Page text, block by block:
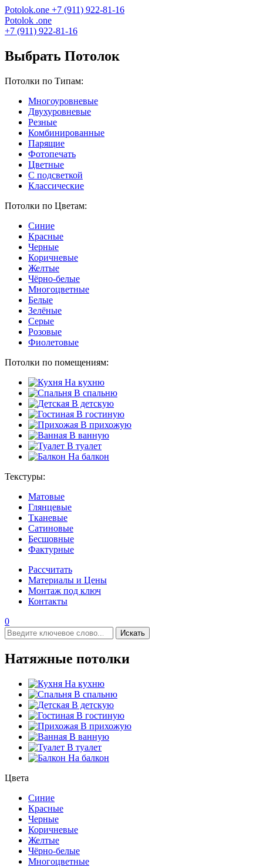
Potolok.one +7 (911) 922-81-16
Potolok .one
+7 (911) 922-81-16
Выбрать Потолок
Потолки по Типам:
Многоуровневые
Двухуровневые
Резные
Комбинированные
Парящие
Фотопечать
Цветные
С подсветкой
Классические
Потолки по Цветам:
Синие
Красные
Черные
Коричневые
Желтые
Чёрно-белые
Многоцветные
Белые
Зелёные
Серые
Розовые
Фиолетовые
Потолки по помещениям:
На кухню
В спальню
В детскую
В гостиную
В прихожую
В ванную
В туалет
На балкон
Текстуры:
Матовые
Глянцевые
Тканевые
Сатиновые
Бесшовные
Фактурные
Рассчитать
Материалы и Цены
Монтаж под ключ
Контакты
0
Искать
Натяжные потолки
На кухню
В спальню
В детскую
В гостиную
В прихожую
В ванную
В туалет
На балкон
Цвета
Синие
Красные
Черные
Коричневые
Желтые
Чёрно-белые
Многоцветные